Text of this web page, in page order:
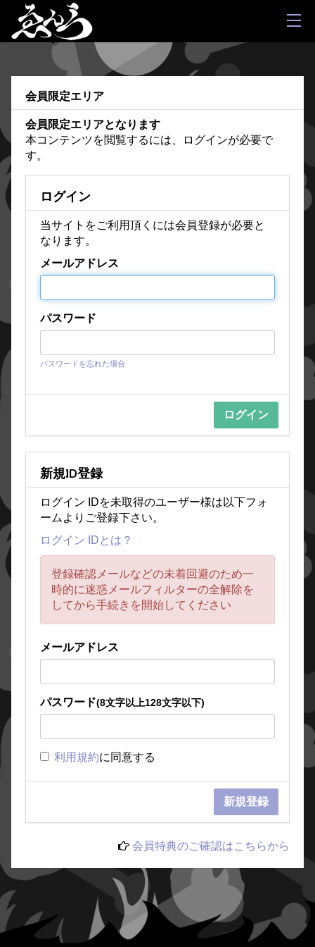
会員限定エリア
会員限定エリアとなります
本コンテンツを閲覧するには、ログインが必要で
す。
ログイン
当サイトをご利用頂くには会員登録が必要と
なります。
メールアドレス
パスワード
パスワードを忘れた場合
新規ID登録
ログイン IDを未取得のユーザー様は以下フォ
ームよりご登録下さい。
ログイン IDとは？
登録確認メールなどの未着回避のため一
時的に迷惑メールフィルターの全解除を
してから手続きを開始してください
メールアドレス
パスワード(8文字以上128文字以下)
利用規約に同意する
会員特典のご確認はこちらから